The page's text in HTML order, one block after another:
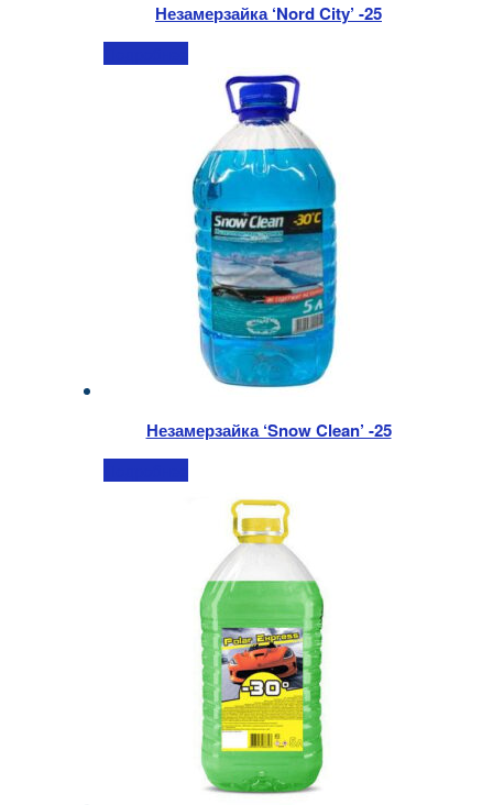
Незамерзайка ‘Nord City’ -25
Незамерзайка ‘Snow Clean’ -25